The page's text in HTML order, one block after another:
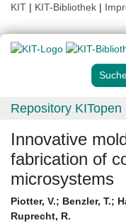
KIT | KIT-Bibliothek |
Repository KITopen
Innovative
fabrication of
microsystems
Piotter, V.; Benzler, T.;
Ruprecht, R.